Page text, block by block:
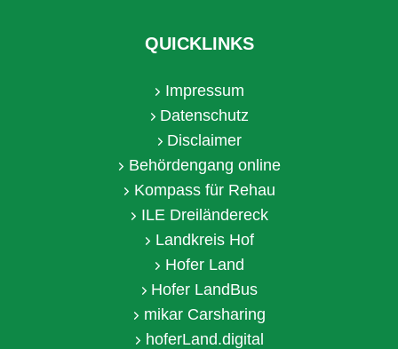
QUICKLINKS
Impressum
Datenschutz
Disclaimer
Behördengang online
Kompass für Rehau
ILE Dreiländereck
Landkreis Hof
Hofer Land
Hofer LandBus
mikar Carsharing
hoferLand.digital